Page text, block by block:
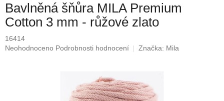
Bavlněná šňůra MILA Premium
Cotton 3 mm - růžové zlato
16414
Průměrné
Neohodnoceno Podrobnosti hodnocení Značka: Mila